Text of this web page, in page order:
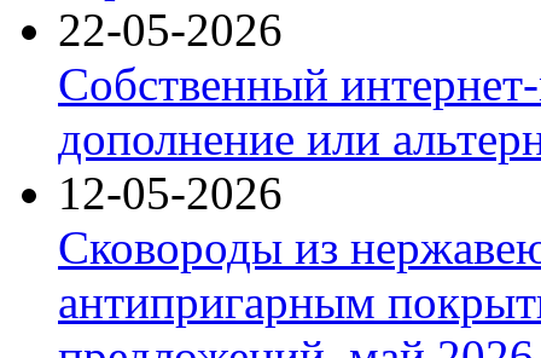
22-05-2026
Собственный
дополнение или
12-05-2026
Сковороды из
антипригарным